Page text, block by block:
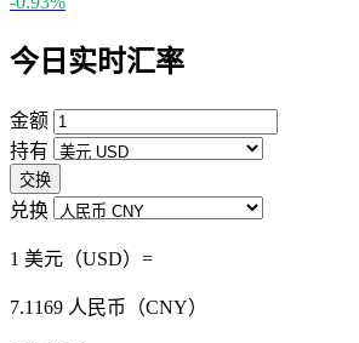
今日实时汇率
金额
持有
交换
兑换
1 美元（USD）=
7.1169 人民币（CNY）